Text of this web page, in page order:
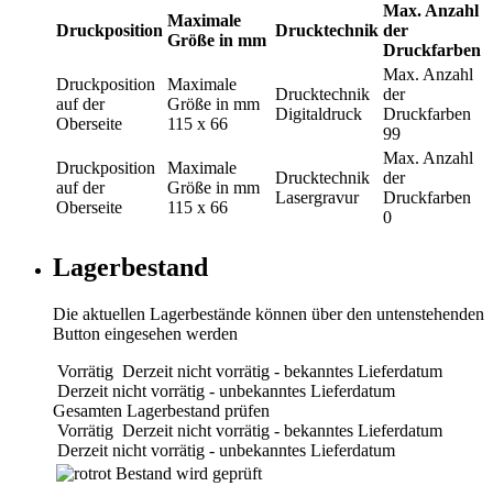
Druckposition
Maximale
Größe in mm
Drucktechnik
Max. Anzahl
der
Druckfarben
Druckposition
auf der
Oberseite
Maximale
Größe in mm
115 x 66
Drucktechnik
Digitaldruck
Max. Anzahl
der
Druckfarben
99
Druckposition
auf der
Oberseite
Maximale
Größe in mm
115 x 66
Drucktechnik
Lasergravur
Max. Anzahl
der
Druckfarben
0
Lagerbestand
Die aktuellen Lagerbestände können über den untenstehenden
Button eingesehen werden
Vorrätig Derzeit nicht vorrätig - bekanntes Lieferdatum
Derzeit nicht vorrätig - unbekanntes Lieferdatum
Gesamten Lagerbestand prüfen
Vorrätig Derzeit nicht vorrätig - bekanntes Lieferdatum
Derzeit nicht vorrätig - unbekanntes Lieferdatum
rot Bestand wird geprüft